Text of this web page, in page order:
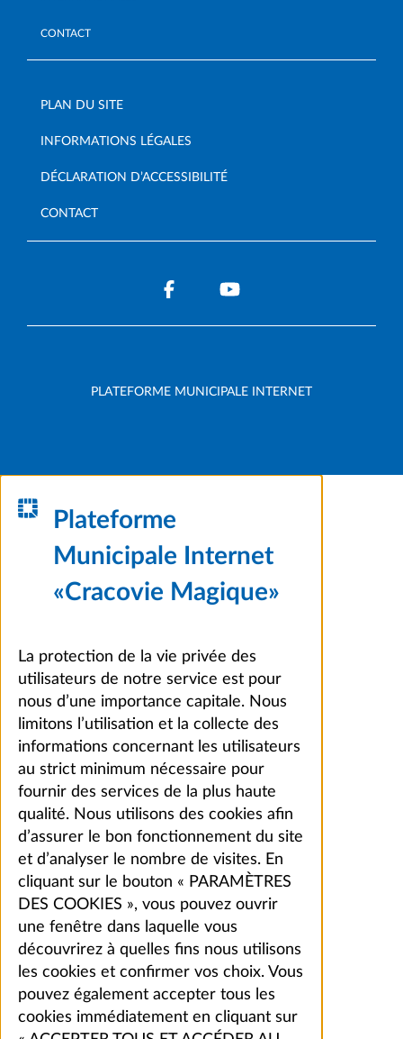
CONTACT
PLAN DU SITE
INFORMATIONS LÉGALES
DÉCLARATION D’ACCESSIBILITÉ
CONTACT
PLATEFORME MUNICIPALE INTERNET
Plateforme
Municipale Internet
«Cracovie Magique»
La protection de la vie privée des
utilisateurs de notre service est pour
nous d’une importance capitale. Nous
limitons l’utilisation et la collecte des
informations concernant les utilisateurs
au strict minimum nécessaire pour
fournir des services de la plus haute
qualité. Nous utilisons des cookies afin
d’assurer le bon fonctionnement du site
et d’analyser le nombre de visites. En
cliquant sur le bouton « PARAMÈTRES
DES COOKIES », vous pouvez ouvrir
une fenêtre dans laquelle vous
découvrirez à quelles fins nous utilisons
les cookies et confirmer vos choix. Vous
pouvez également accepter tous les
cookies immédiatement en cliquant sur